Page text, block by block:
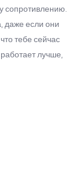
сопротивлению.
даже если они
тебе сейчас
лучше,